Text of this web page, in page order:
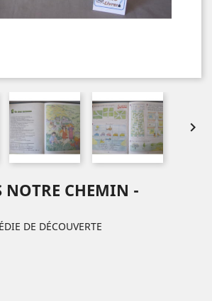

NOTRE CHEMIN -
DE DÉCOUVERTE